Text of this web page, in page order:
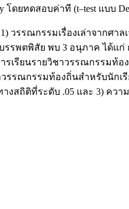
โดยทดสอบค่าที (t–test แบบ
วรรณกรรมเรื่องเล่าจากศาล
รรพตพิสัย พบ 3 อนุภาค ได้แก่
ารเรียนรายวิชาวรรณกรรม
วรรณกรรมท้องถิ่นสำหรับนักเ
สถิติที่ระดับ .05 และ 3) ควา